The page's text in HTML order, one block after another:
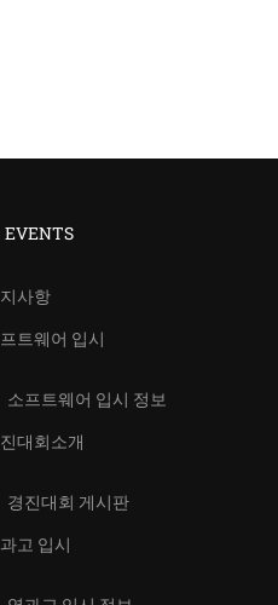
사항
트웨어 입시
소프트웨어 입시 정보
대회소개
경진대회 게시판
고 입시